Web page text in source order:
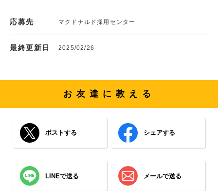
応募先 マクドナルド採用センター
最終更新日 2025/02/26
お友達に教える
ポストする シェアする
LINEで送る メールで送る